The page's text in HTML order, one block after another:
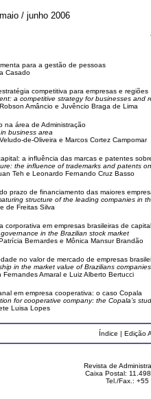
/ junho 2006
para a gestão de pessoas
Casado
competitiva para empresas e regiões
a competitive strategy for businesses and
Amâncio e Juvêncio Braga de Lima
na área de Administração
business area
de-Oliveira e Marcos Cortez Campomar
a influência das marcas e patentes
the influence of trademarks and patents
Teh e Leonardo Fernando Cruz Basso
prazo de financiamento das maiores
structure of the leading companies in
de Freitas Silva
corporativa em empresas brasileiras de
in the Brazilian stock market
Bernardes e Mônica Mansur Brandão
no valor de mercado de empresas
in the market value of Brazilians companies
Amaral e Luiz Alberto Bertucci
em empresa cooperativa: o caso Copala
for cooperative company: the Copala’s
Luisa Lopes
Índice | Edição
Revista de
Caixa Postal:
Tel./Fax.: